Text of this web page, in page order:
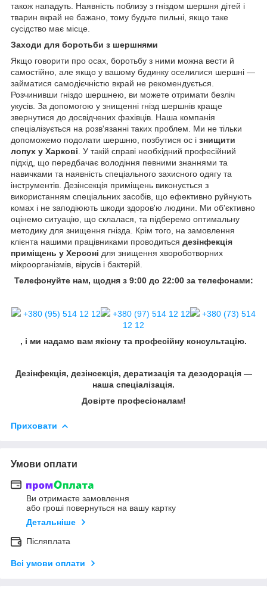
також нападуть. Наявність поблизу з гніздом шершня дітей і
тварин вкрай не бажано, тому будьте пильні, якщо таке
сусідство має місце.
Заходи для боротьби з шершнями
Якщо говорити про осах, боротьбу з ними можна вести й
самостійно, але якщо у вашому будинку оселилися шершні —
займатися самодієчністю вкрай не рекомендується.
Розчинивши гніздо шершнею, ви можете отримати безліч
укусів. За допомогою у знищенні гнізд шершнів краще
звернутися до досвідчених фахівців. Наша компанія
спеціалізується на розв'язанні таких проблем. Ми не тільки
допоможемо подолати шершню, позбутися ос і знищити
лопух у Харкові . У такій справі необхідний професійний
підхід, що передбачає володіння певними знаннями та
навичками та наявність спеціального захисного одягу та
інструментів. Дезінсекція приміщень виконується з
використанням спеціальних засобів, що ефективно руйнують
комах і не заподіюють шкоди здоров'ю людини. Ми об'єктивно
оцінемо ситуацію, що склалася, та підберемо оптимальну
методику для знищення гнізда. Крім того, на замовлення
клієнта нашими працівниками проводиться дезінфекція
приміщень у Херсоні для знищення хвороботворних
мікроорганізмів, вірусів і бактерій.
Телефонуйте нам, щодня з 9:00 до 22:00 за телефонами:
+380 (95) 514 12 12 +380 (97) 514 12 12
+380 (73) 514
12 12
, і ми надамо вам якісну та професійну консультацію.
Дезінфекція, дезінсекція, дератизація та дезодорація —
наша спеціалізація.
Довірте професіоналам!
Приховати
Умови оплати
Ви отримаєте замовлення
або гроші повернуться на вашу картку
Детальніше
Післяплата
Всі умови оплати